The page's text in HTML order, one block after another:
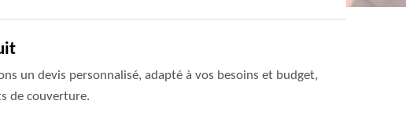
un devis personnalisé, adapté à vos besoins et budget,
de couverture.